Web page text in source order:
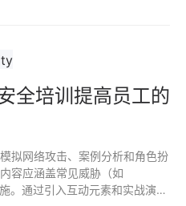
全培训提高员工的
拟网络攻击、案例分析和角色扮
容应涵盖常见威胁（如
。通过引入互动元素和实战演